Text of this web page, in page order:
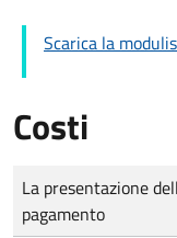
Scarica la
Costi
Tipo di pagamento
Importo
La presentazione
pagamento